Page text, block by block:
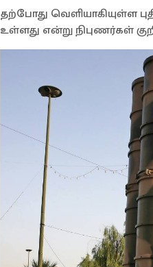
தற்போது வெளியாகியுள்ள
உள்ளது என்று நிபுணர்கள்